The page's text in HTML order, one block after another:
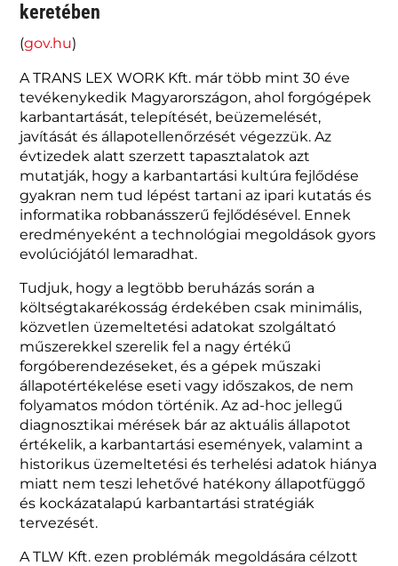
keretében
(gov.hu)
A TRANS LEX WORK Kft. már több mint 30 éve
tevékenykedik Magyarországon, ahol forgógépek
karbantartását, telepítését, beüzemelését,
javítását és állapotellenőrzését végezzük. Az
évtizedek alatt szerzett tapasztalatok azt
mutatják, hogy a karbantartási kultúra fejlődése
gyakran nem tud lépést tartani az ipari kutatás és
informatika robbanásszerű fejlődésével. Ennek
eredményeként a technológiai megoldások gyors
evolúciójától lemaradhat.
Tudjuk, hogy a legtöbb beruházás során a
költségtakarékosság érdekében csak minimális,
közvetlen üzemeltetési adatokat szolgáltató
műszerekkel szerelik fel a nagy értékű
forgóberendezéseket, és a gépek műszaki
állapotértékelése eseti vagy időszakos, de nem
folyamatos módon történik. Az ad-hoc jellegű
diagnosztikai mérések bár az aktuális állapotot
értékelik, a karbantartási események, valamint a
historikus üzemeltetési és terhelési adatok hiánya
miatt nem teszi lehetővé hatékony állapotfüggő
és kockázatalapú karbantartási stratégiák
tervezését.
A TLW Kft. ezen problémák megoldására célzott